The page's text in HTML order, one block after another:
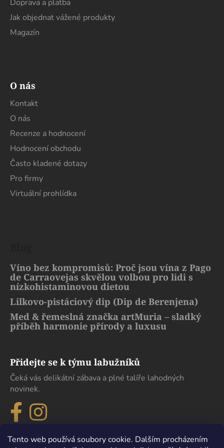
Tento web používá soubory cookie. Dalším procházením
Doprava a platba
Jak objednat vážené produkty
Magazín
O nás
Kontakt
O nás
Recenze a hodnocení
Hodnocení obchodu
Často kladené dotazy
Pro firmy
Virtuální prohlídka
Víno bez kompromisů: Proč jsou vína z Pago
de Carraovejas skvělou volbou pro lidi s
nízkohistaminovou dietou
Lilkovo-pistáciový dip (Dip de Berenjena)
Med & řemeslná značka artMuria – sladký
příběh harmonie přírody a luxusu
Přidejte se k týmu labužníků
Čeká vás delikátní zábava a plné talíře lahodných
novinek.